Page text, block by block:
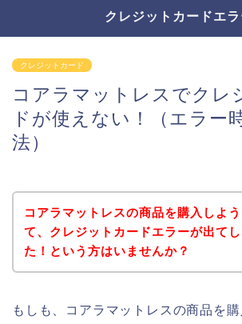
クレジットカードエ
クレジットカード
コアラマットレスでクレ
ドが使えない！（エラー
法）
コアラマットレスの商品を購入しよ
て、クレジットカードエラーが出て
た！という方はいませんか？
もしも、コアラマットレスの商品を